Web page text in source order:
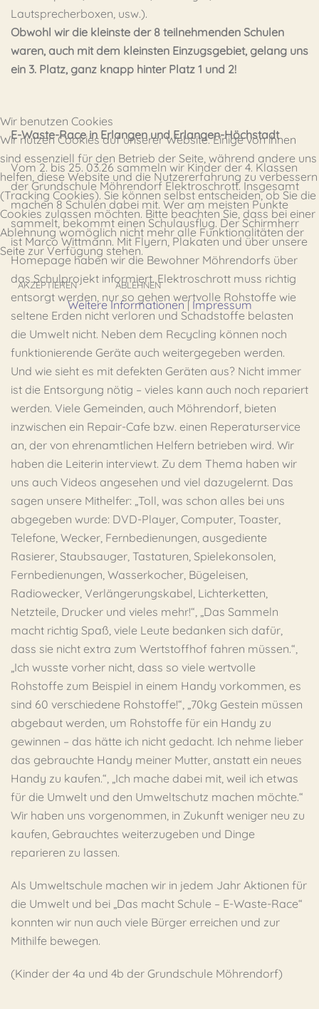
Lautsprecherboxen, usw.).
Obwohl wir die kleinste der 8 teilnehmenden Schulen
waren, auch mit dem kleinsten Einzugsgebiet, gelang uns
ein 3. Platz, ganz knapp hinter Platz 1 und 2!
E-Waste-Race in Erlangen und Erlangen-Höchstadt
Vom 2. bis 25. 03.26 sammeln wir Kinder der 4. Klassen
der Grundschule Möhrendorf Elektroschrott. Insgesamt
machen 8 Schulen dabei mit. Wer am meisten Punkte
sammelt, bekommt einen Schulausflug. Der Schirmherr
ist Marco Wittmann. Mit Flyern, Plakaten und über unsere
Homepage haben wir die Bewohner Möhrendorfs über
das Schulprojekt informiert. Elektroschrott muss richtig
entsorgt werden, nur so gehen wertvolle Rohstoffe wie
seltene Erden nicht verloren und Schadstoffe belasten
die Umwelt nicht. Neben dem Recycling können noch
funktionierende Geräte auch weitergegeben werden.
Und wie sieht es mit defekten Geräten aus? Nicht immer
ist die Entsorgung nötig – vieles kann auch noch repariert
werden. Viele Gemeinden, auch Möhrendorf, bieten
inzwischen ein Repair-Cafe bzw. einen Reperaturservice
an, der von ehrenamtlichen Helfern betrieben wird. Wir
haben die Leiterin interviewt. Zu dem Thema haben wir
uns auch Videos angesehen und viel dazugelernt. Das
sagen unsere Mithelfer: „Toll, was schon alles bei uns
abgegeben wurde: DVD-Player, Computer, Toaster,
Telefone, Wecker, Fernbedienungen, ausgediente
Rasierer, Staubsauger, Tastaturen, Spielekonsolen,
Fernbedienungen, Wasserkocher, Bügeleisen,
Radiowecker, Verlängerungskabel, Lichterketten,
Netzteile, Drucker und vieles mehr!“, „Das Sammeln
macht richtig Spaß, viele Leute bedanken sich dafür,
dass sie nicht extra zum Wertstoffhof fahren müssen.“,
„Ich wusste vorher nicht, dass so viele wertvolle
Rohstoffe zum Beispiel in einem Handy vorkommen, es
sind 60 verschiedene Rohstoffe!“, „70kg Gestein müssen
abgebaut werden, um Rohstoffe für ein Handy zu
gewinnen – das hätte ich nicht gedacht. Ich nehme lieber
das gebrauchte Handy meiner Mutter, anstatt ein neues
Handy zu kaufen.“, „Ich mache dabei mit, weil ich etwas
für die Umwelt und den Umweltschutz machen möchte.“
Wir haben uns vorgenommen, in Zukunft weniger neu zu
kaufen, Gebrauchtes weiterzugeben und Dinge
reparieren zu lassen.
Als Umweltschule machen wir in jedem Jahr Aktionen für
die Umwelt und bei „Das macht Schule – E-Waste-Race“
konnten wir nun auch viele Bürger erreichen und zur
Mithilfe bewegen.
(Kinder der 4a und 4b der Grundschule Möhrendorf)
Wir benutzen Cookies
Wir nutzen Cookies auf unserer Website. Einige von ihnen
sind essenziell für den Betrieb der Seite, während andere uns
helfen, diese Website und die Nutzererfahrung zu verbessern
(Tracking Cookies). Sie können selbst entscheiden, ob Sie die
Cookies zulassen möchten. Bitte beachten Sie, dass bei einer
Ablehnung womöglich nicht mehr alle Funktionalitäten der
Seite zur Verfügung stehen.
AKZEPTIEREN ABLEHNEN
Weitere Informationen| Impressum